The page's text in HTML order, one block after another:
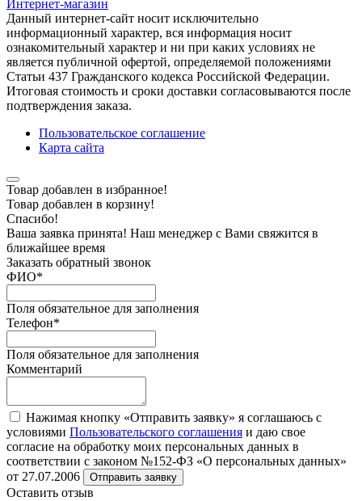
Интернет-магазин
Данный интернет-сайт носит исключительно
информационный характер, вся информация носит
ознакомительный характер и ни при каких условиях не
является публичной офертой, определяемой положениями
Статьи 437 Гражданского кодекса Российской Федерации.
Итоговая стоимость и сроки доставки согласовываются после
подтверждения заказа.
Пользовательское соглашение
Карта сайта
Товар добавлен в избранное!
Товар добавлен в корзину!
Спасибо!
Ваша заявка принята! Наш менеджер с Вами свяжится в
ближайшее время
Заказать обратный звонок
ФИО*
Поля обязательное для заполнения
Телефон*
Поля обязательное для заполнения
Комментарий
Нажимая кнопку «Отправить заявку» я соглашаюсь с
условиями Пользовательского соглашения и даю свое
согласие на обработку моих персональных данных в
соответствии с законом №152-ФЗ «О персональных данных»
от 27.07.2006
Отправить заявку
Оставить отзыв